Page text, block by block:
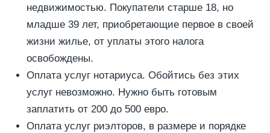
недвижимостью. Покупатели старше 18, но
младше 39 лет, приобретающие первое в своей
жизни жилье, от уплаты этого налога
освобождены.
Оплата услуг нотариуса. Обойтись без этих
услуг невозможно. Нужно быть готовым
заплатить от 200 до 500 евро.
Оплата услуг риэлторов, в размере и порядке